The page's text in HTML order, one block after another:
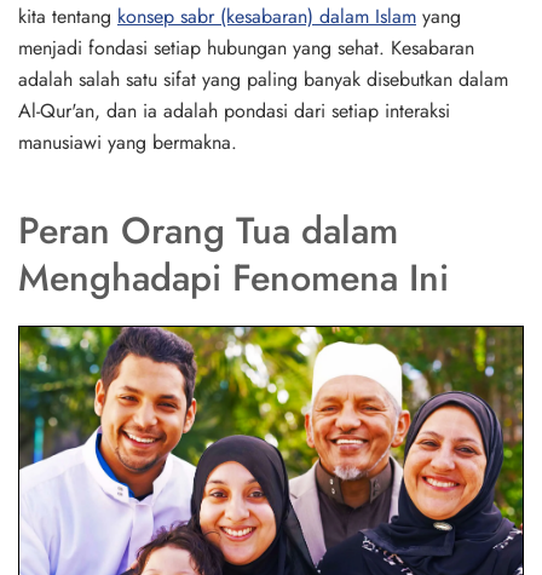
kita tentang konsep sabr (kesabaran) dalam Islam yang
menjadi fondasi setiap hubungan yang sehat. Kesabaran
adalah salah satu sifat yang paling banyak disebutkan dalam
Al-Qur'an, dan ia adalah pondasi dari setiap interaksi
manusiawi yang bermakna.
Peran Orang Tua dalam
Menghadapi Fenomena Ini